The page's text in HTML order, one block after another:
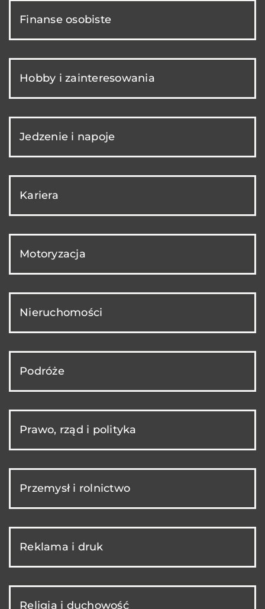
Finanse osobiste
Hobby i zainteresowania
Jedzenie i napoje
Kariera
Motoryzacja
Nieruchomości
Podróże
Prawo, rząd i polityka
Przemysł i rolnictwo
Reklama i druk
Religia i duchowość